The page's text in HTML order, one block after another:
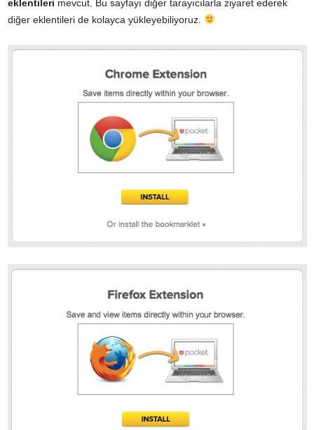
eklentileri mevcut. Bu sayfayı diğer tarayıcılarla ziyaret ederek
diğer eklentileri de kolayca yükleyebiliyoruz.